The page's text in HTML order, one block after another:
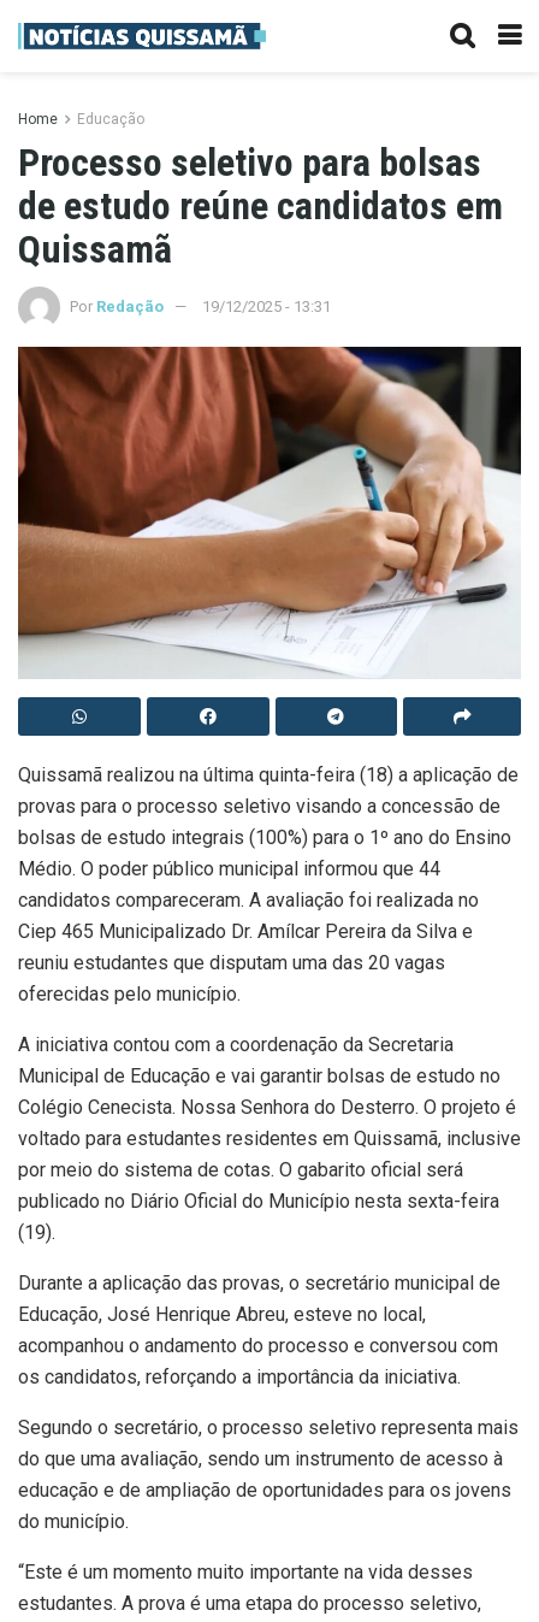
Home Educação
Processo seletivo para bolsas
de estudo reúne candidatos em
Quissamã
Por Redação 19/12/2025 - 13:31
Quissamã realizou na última quinta-feira (18) a aplicação de
provas para o processo seletivo visando a concessão de
bolsas de estudo integrais (100%) para o 1º ano do Ensino
Médio. O poder público municipal informou que 44
candidatos compareceram. A avaliação foi realizada no
Ciep 465 Municipalizado Dr. Amílcar Pereira da Silva e
reuniu estudantes que disputam uma das 20 vagas
oferecidas pelo município.
A iniciativa contou com a coordenação da Secretaria
Municipal de Educação e vai garantir bolsas de estudo no
Colégio Cenecista. Nossa Senhora do Desterro. O projeto é
voltado para estudantes residentes em Quissamã, inclusive
por meio do sistema de cotas. O gabarito oficial será
publicado no Diário Oficial do Município nesta sexta-feira
(19).
Durante a aplicação das provas, o secretário municipal de
Educação, José Henrique Abreu, esteve no local,
acompanhou o andamento do processo e conversou com
os candidatos, reforçando a importância da iniciativa.
Segundo o secretário, o processo seletivo representa mais
do que uma avaliação, sendo um instrumento de acesso à
educação e de ampliação de oportunidades para os jovens
do município.
“Este é um momento muito importante na vida desses
estudantes. A prova é uma etapa do processo seletivo,